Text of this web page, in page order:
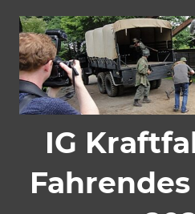
Inhalt
springen
IG